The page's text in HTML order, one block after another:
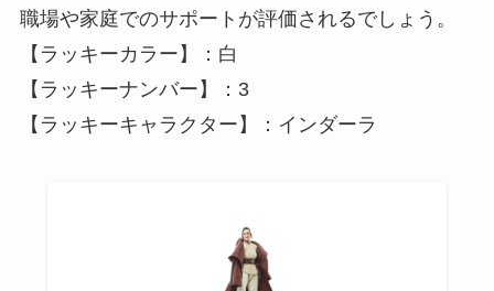
職場や家庭でのサポートが評価されるでしょう。
【ラッキーカラー】：白
【ラッキーナンバー】：3
【ラッキーキャラクター】：インダーラ